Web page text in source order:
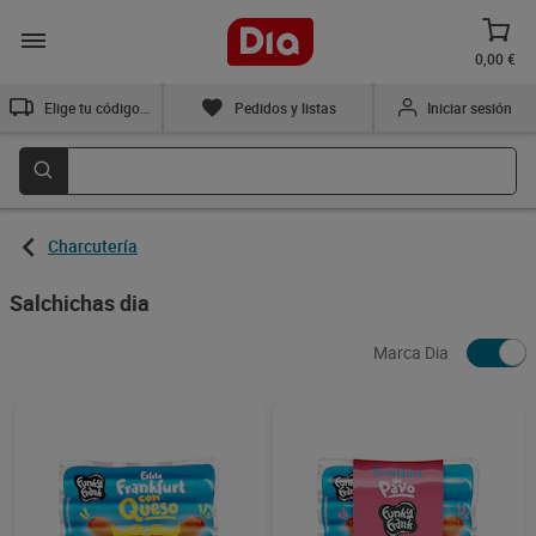
0,00 €
Pedidos y listas Iniciar sesión
Charcutería
Salchichas dia
Marca Dia